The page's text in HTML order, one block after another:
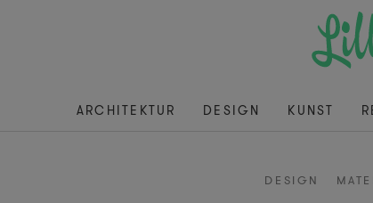
ARCHITEKTUR DESIGN KUNST
DESIGN